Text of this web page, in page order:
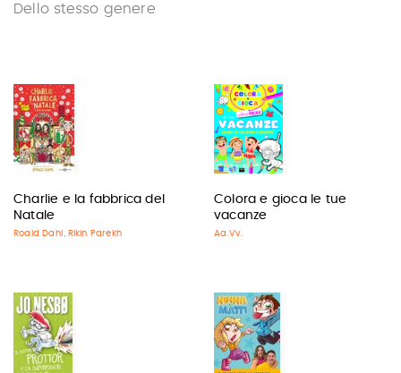
Dello stesso genere
Charlie e la fabbrica del
Natale
Roald Dahl , Rikin Parekh
Colora e gioca le tue
vacanze
Aa.Vv.